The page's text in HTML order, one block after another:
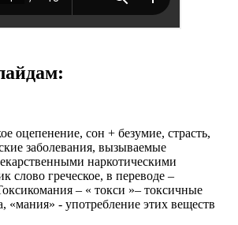
оцепенение, сон + безумие, страсть,
заболевания, вызываемые
наркотическими
слово греческое, в переводе –
– « токси »– токсичные
«мания» - употребление этих веществ